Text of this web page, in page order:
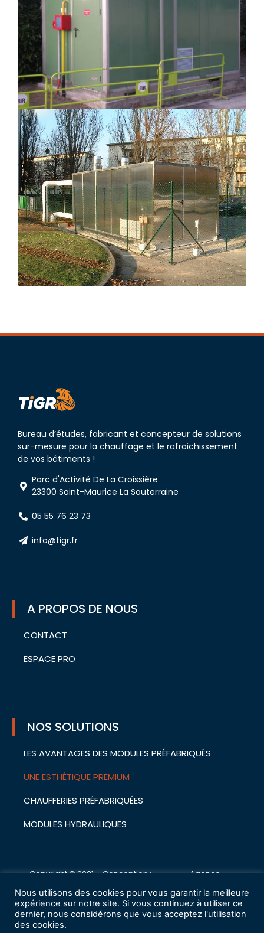
Bureau d’études, fabricant et concepteur de solutions
sur-mesure pour la chauffage et le rafraichissement
de vos bâtiments !
Parc d'Activité De La Croissière
23300 Saint-Maurice La Souterraine
05 55 76 23 73
info@tigr.fr
A PROPOS DE NOUS
CONTACT
ESPACE PRO
NOS SOLUTIONS
LES AVANTAGES DES MODULES PRÉFABRIQUÉS
UNE ESTHÉTIQUE PREMIUM
CHAUFFERIES PRÉFABRIQUÉES
MODULES HYDRAULIQUES
Copyright © 2021 – Conception : Agencecwa
Mentions légales
Charte de protection des données à caractère personnel
Nous utilisons des cookies pour vous garantir la meilleure
expérience sur notre site. Si vous continuez à utiliser ce
dernier, nous considérons que vous acceptez l'utilisation
des cookies.